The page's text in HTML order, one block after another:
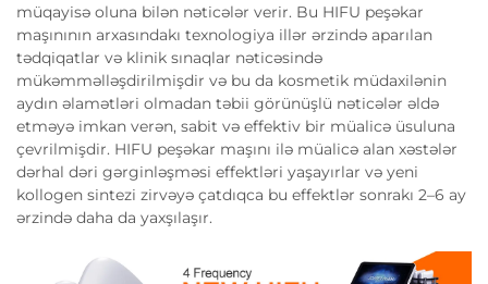
müqayisə oluna bilən nəticələr verir. Bu HIFU peşəkar
maşınının arxasındakı texnologiya illər ərzində aparılan
tədqiqatlar və klinik sınaqlar nəticəsində
mükəmməlləşdirilmişdir və bu da kosmetik müdaxilənin
aydın əlamətləri olmadan təbii görünüşlü nəticələr əldə
etməyə imkan verən, sabit və effektiv bir müalicə üsuluna
çevrilmişdir. HIFU peşəkar maşını ilə müalicə alan xəstələr
dərhal dəri gərginləşməsi effektləri yaşayırlar və yeni
kollogen sintezi zirvəyə çatdıqca bu effektlər sonrakı 2–6 ay
ərzində daha da yaxşılaşır.